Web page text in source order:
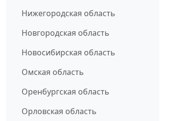
Нижегородская область
Новгородская область
Новосибирская область
Омская область
Оренбургская область
Орловская область